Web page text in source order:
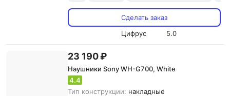
Сделать заказ
Цифрус
5.0
23 190 ₽
Наушники Sony WH-G700, White
4.4
Тип конструкции: накладные